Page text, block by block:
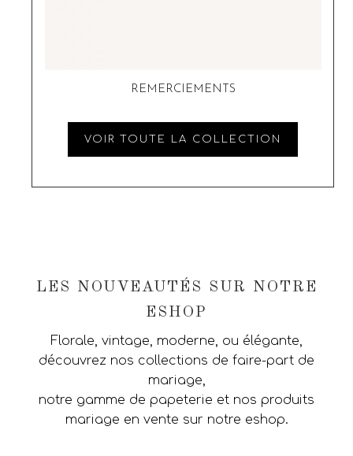
REMERCIEMENTS
VOIR TOUTE LA COLLECTION
LES NOUVEAUTÉS SUR NOTRE
ESHOP
Florale, vintage, moderne, ou élégante,
découvrez nos collections de faire-part de
mariage,
notre gamme de papeterie et nos produits
mariage en vente sur notre eshop.